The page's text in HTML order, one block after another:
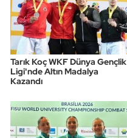
Tarık Koç WKF Dünya Gençlik
Ligi'nde Altın Madalya
Kazandı